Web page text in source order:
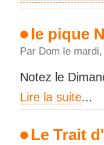
le pique
Par Dom le
Notez le
Lire la suite...
Le Trait